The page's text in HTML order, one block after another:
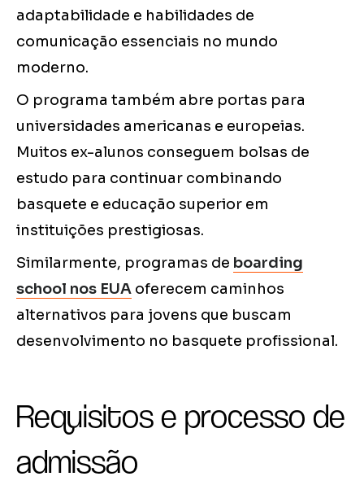
adaptabilidade e habilidades de
comunicação essenciais no mundo
moderno.
O programa também abre portas para
universidades americanas e europeias.
Muitos ex-alunos conseguem bolsas de
estudo para continuar combinando
basquete e educação superior em
instituições prestigiosas.
Similarmente, programas de boarding
school nos EUA oferecem caminhos
alternativos para jovens que buscam
desenvolvimento no basquete profissional.
Requisitos e processo de
admissão